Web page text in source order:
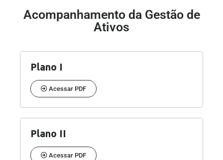
Acompanhamento da Gestão de
Ativos
Plano I
Acessar PDF
Plano II
Acessar PDF